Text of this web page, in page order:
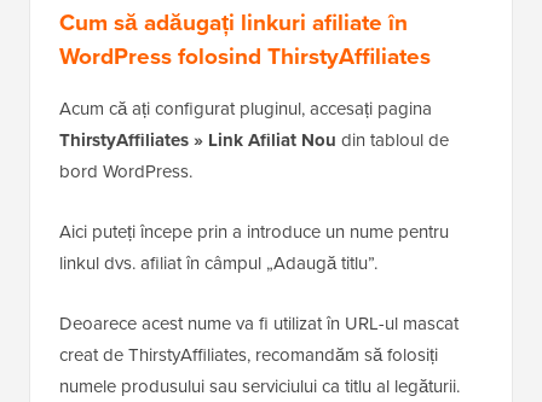
Cum să adăugați linkuri afiliate în
WordPress folosind ThirstyAffiliates
Acum că ați configurat pluginul, accesați pagina
ThirstyAffiliates » Link Afiliat Nou din tabloul de
bord WordPress.
Aici puteți începe prin a introduce un nume pentru
linkul dvs. afiliat în câmpul „Adaugă titlu”.
Deoarece acest nume va fi utilizat în URL-ul mascat
creat de ThirstyAffiliates, recomandăm să folosiți
numele produsului sau serviciului ca titlu al legăturii.